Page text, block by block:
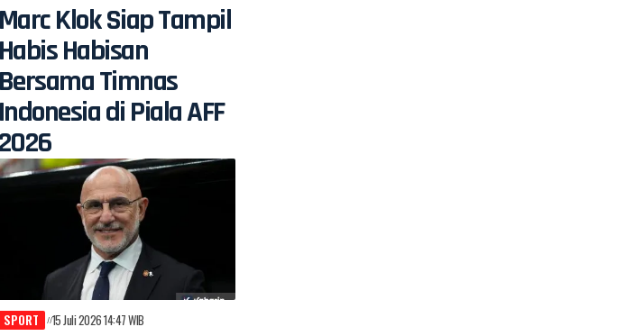
Marc Klok Siap Tampil
Habis Habisan
Bersama Timnas
Indonesia di Piala AFF
2026
SPORT 15 Juli 2026 14:47 WIB